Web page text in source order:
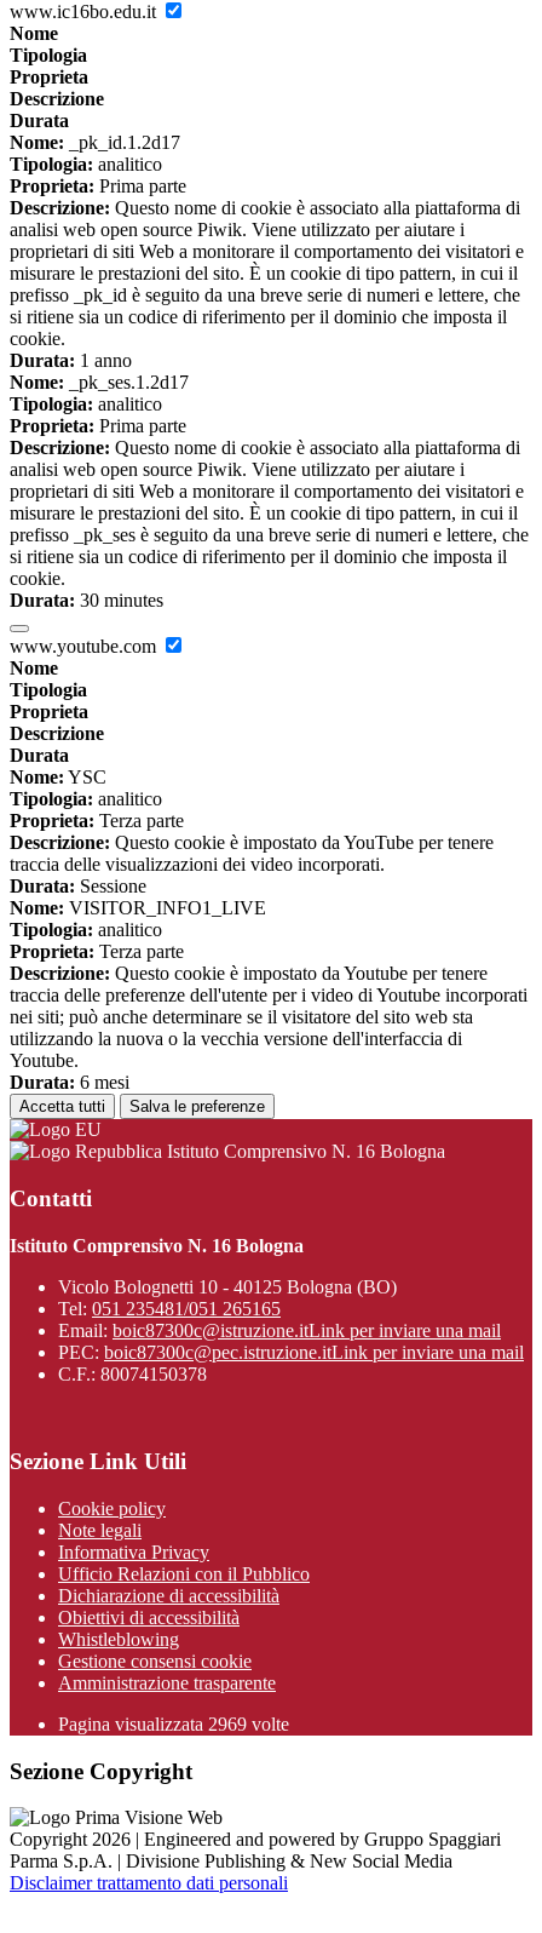
www.ic16bo.edu.it
Nome
Tipologia
Proprieta
Descrizione
Durata
Nome: _pk_id.1.2d17
Tipologia: analitico
Proprieta: Prima parte
Descrizione: Questo nome di cookie è associato alla piattaforma di
analisi web open source Piwik. Viene utilizzato per aiutare i
proprietari di siti Web a monitorare il comportamento dei visitatori e
misurare le prestazioni del sito. È un cookie di tipo pattern, in cui il
prefisso _pk_id è seguito da una breve serie di numeri e lettere, che
si ritiene sia un codice di riferimento per il dominio che imposta il
cookie.
Durata: 1 anno
Nome: _pk_ses.1.2d17
Tipologia: analitico
Proprieta: Prima parte
Descrizione: Questo nome di cookie è associato alla piattaforma di
analisi web open source Piwik. Viene utilizzato per aiutare i
proprietari di siti Web a monitorare il comportamento dei visitatori e
misurare le prestazioni del sito. È un cookie di tipo pattern, in cui il
prefisso _pk_ses è seguito da una breve serie di numeri e lettere, che
si ritiene sia un codice di riferimento per il dominio che imposta il
cookie.
Durata: 30 minutes
www.youtube.com
Nome
Tipologia
Proprieta
Descrizione
Durata
Nome: YSC
Tipologia: analitico
Proprieta: Terza parte
Descrizione: Questo cookie è impostato da YouTube per tenere
traccia delle visualizzazioni dei video incorporati.
Durata: Sessione
Nome: VISITOR_INFO1_LIVE
Tipologia: analitico
Proprieta: Terza parte
Descrizione: Questo cookie è impostato da Youtube per tenere
traccia delle preferenze dell'utente per i video di Youtube incorporati
nei siti; può anche determinare se il visitatore del sito web sta
utilizzando la nuova o la vecchia versione dell'interfaccia di
Youtube.
Durata: 6 mesi
Accetta tutti Salva le preferenze
Istituto Comprensivo N. 16 Bologna
Contatti
Istituto Comprensivo N. 16 Bologna
Vicolo Bolognetti 10 - 40125 Bologna (BO)
Tel: 051 235481/051 265165
Email: boic87300c@istruzione.itLink per inviare una mail
PEC: boic87300c@pec.istruzione.itLink per inviare una mail
C.F.: 80074150378
Sezione Link Utili
Cookie policy
Note legali
Informativa Privacy
Ufficio Relazioni con il Pubblico
Dichiarazione di accessibilità
Obiettivi di accessibilità
Whistleblowing
Gestione consensi cookie
Amministrazione trasparente
Pagina visualizzata 2969 volte
Sezione Copyright
Copyright 2026 | Engineered and powered by Gruppo Spaggiari
Parma S.p.A. | Divisione Publishing & New Social Media
Disclaimer trattamento dati personali